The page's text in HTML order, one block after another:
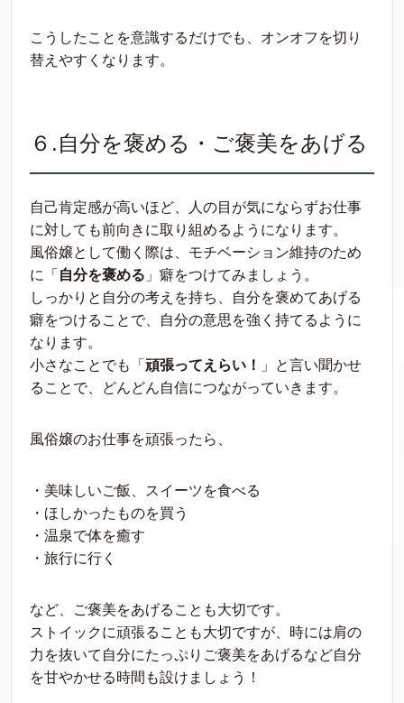
こうしたことを意識するだけでも、オンオフを切り
替えやすくなります。
６.自分を褒める・ご褒美をあげる
自己肯定感が高いほど、人の目が気にならずお仕事
に対しても前向きに取り組めるようになります。
風俗嬢として働く際は、モチベーション維持のため
に「 自分を褒める 」癖をつけてみましょう。
しっかりと自分の考えを持ち、自分を褒めてあげる
癖をつけることで、自分の意思を強く持てるように
なります。
小さなことでも「 頑張ってえらい！
」と言い聞かせ
ることで、どんどん自信につながっていきます。
風俗嬢のお仕事を頑張ったら、
・美味しいご飯、スイーツを食べる
・ほしかったものを買う
・温泉で体を癒す
・旅行に行く
など、ご褒美をあげることも大切です。
ストイックに頑張ることも大切ですが、時には肩の
力を抜いて自分にたっぷりご褒美をあげるなど自分
を甘やかせる時間も設けましょう！